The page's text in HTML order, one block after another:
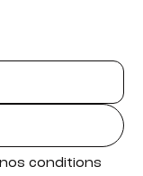
conditions